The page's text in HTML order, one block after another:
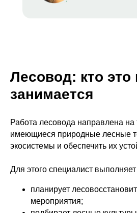
Лесовод: кто это
занимается
Работа лесовода направлена на
имеющиеся природные лесные
экосистемы и обеспечить их
Для этого специалист
планирует
мероприятия;